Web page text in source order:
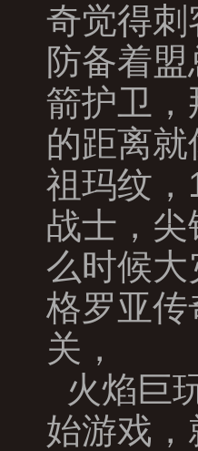
奇觉得
防备着
箭护卫
的距离
祖玛纹
战士，
么时候
格罗亚
关，
火焰巨
始游戏